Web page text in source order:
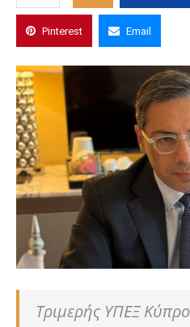
Pinterest Email
Τριμερής ΥΠΕΞ